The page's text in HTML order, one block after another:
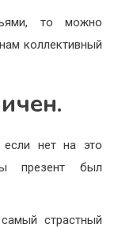
то можно
коллективный
нет на это
презент был
страстный